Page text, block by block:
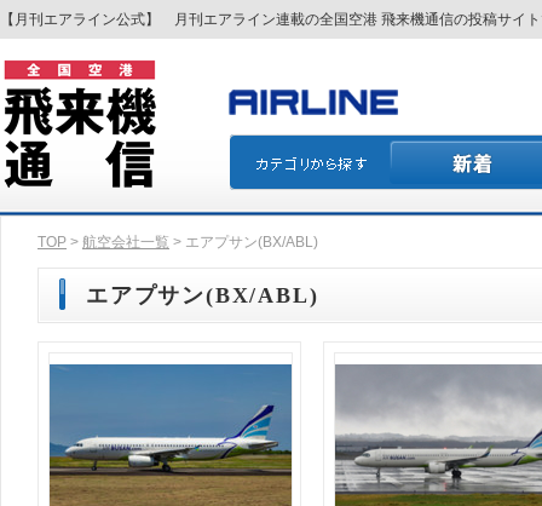
【月刊エアライン公式】 月刊エアライン連載の全国空港 飛来機通信の投稿サイ
TOP > 航空会社一覧 > エアプサン(BX/ABL)
エアプサン(BX/ABL)